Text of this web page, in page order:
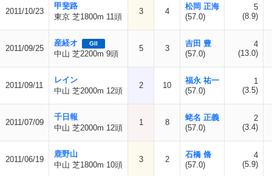
2011/10/23
甲斐路
東京 芝1800m 11頭
3 4
松岡 正海
(57.0)
5
(8.9)
2011/09/25
産経オ GII
中山 芝2200m 9頭
5 3
吉田 豊
(57.0)
4
(13.0)
2011/09/11
レイン
中山 芝2000m 12頭
2 10
福永 祐一
(57.0)
1
(3.5)
2011/07/09
千日報
中山 芝2000m 12頭
1 8
蛯名 正義
(57.0)
2
(3.4)
2011/06/19
鹿野山
中山 芝1800m 10頭
3 2
石橋 脩
(57.0)
4
(5.9)